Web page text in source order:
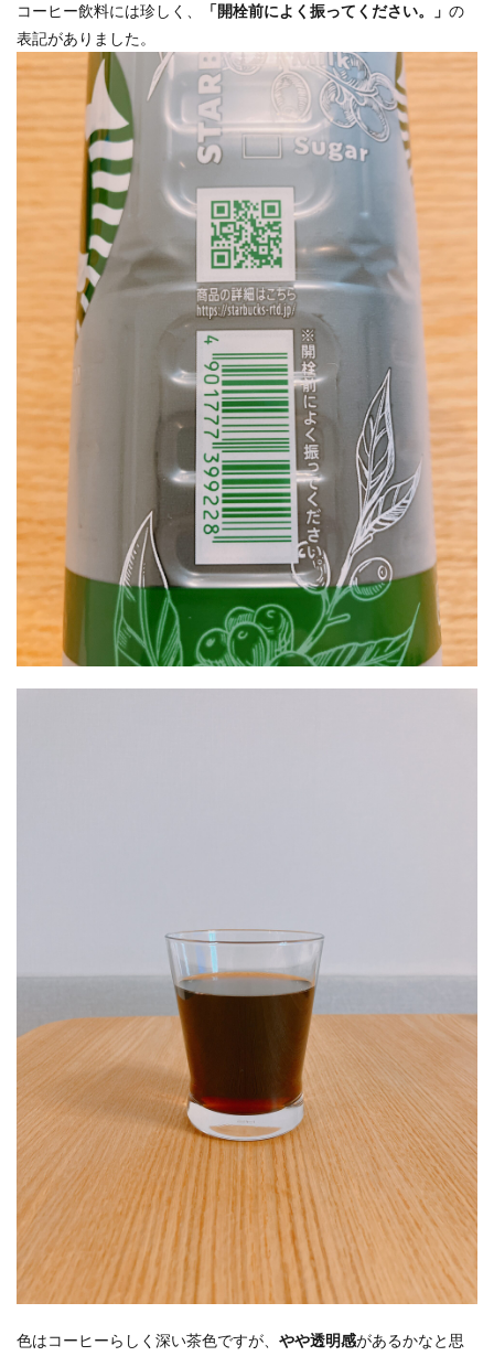
コーヒー飲料には珍しく、 「開栓前によく振ってください。」 の
表記がありました。
色はコーヒーらしく深い茶色ですが、 やや透明感があるかなと思